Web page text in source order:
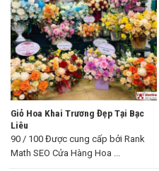
Giỏ Hoa Khai Trương Đẹp Tại Bạc
Liêu
90 / 100 Được cung cấp bởi Rank
Math SEO Cửa Hàng Hoa ...